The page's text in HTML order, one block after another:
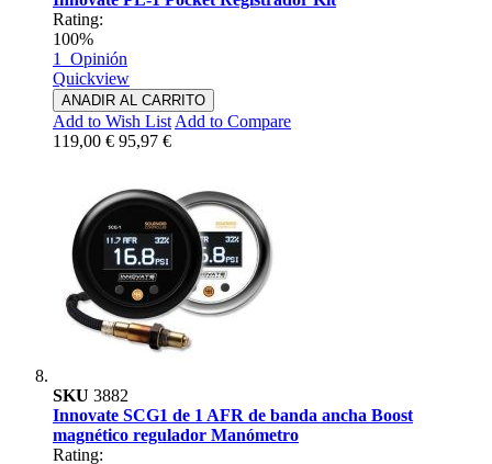
Rating:
100%
1 Opinión
Quickview
ANADIR AL CARRITO
Add to Wish List Add to Compare
119,00 € 95,97 €
SKU 3882
Innovate SCG1 de 1 AFR de banda ancha Boost
magnético regulador Manómetro
Rating: